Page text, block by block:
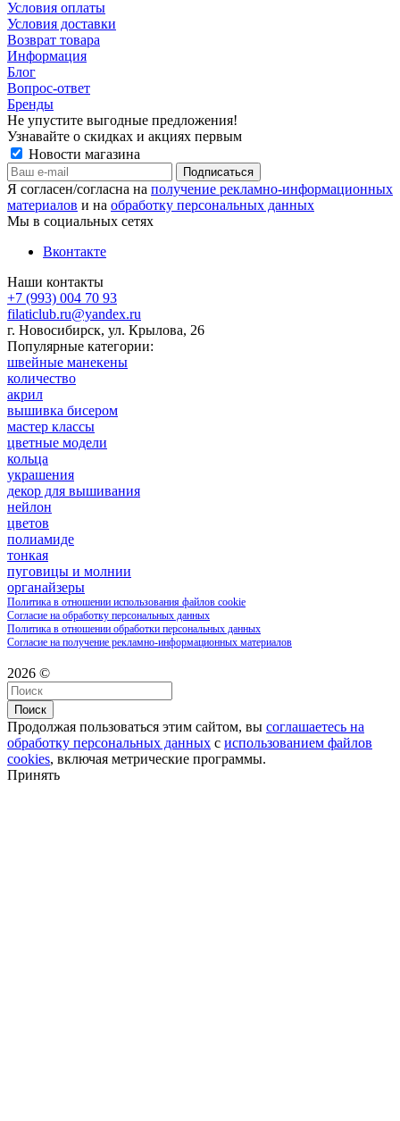
Условия оплаты
Условия доставки
Возврат товара
Информация
Блог
Вопрос-ответ
Бренды
Не упустите выгодные предложения!
Узнавайте о скидках и акциях первым
Новости магазина
Я согласен/согласна на получение рекламно-информационных
материалов и на обработку персональных данных
Мы в социальных сетях
Вконтакте
Наши контакты
+7 (993) 004 70 93
filaticlub.ru@yandex.ru
г. Новосибирск, ул. Крылова, 26
Популярные категории:
швейные манекены
количество
акрил
вышивка бисером
мастер классы
цветные модели
кольца
украшения
декор для вышивания
нейлон
цветов
полиамиде
тонкая
пуговицы и молнии
органайзеры
Политика в отношении использования файлов cookie
Согласие на обработку персональных данных
Политика в отношении обработки персональных данных
Согласие на получение рекламно-информационных материалов
2026 ©
Поиск
Продолжая пользоваться этим сайтом, вы соглашаетесь на
обработку персональных данных с использованием файлов
cookies, включая метрические программы.
Принять